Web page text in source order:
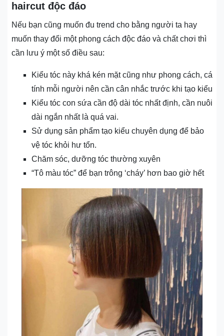
haircut độc đáo
Nếu bạn cũng muốn đu trend cho bằng người ta hay
muốn thay đổi một phong cách độc đáo và chất chơi thì
cần lưu ý một số điều sau:
Kiểu tóc này khá kén mặt cũng như phong cách, cá
tính mỗi người nên cần cân nhắc trước khi tạo kiểu
Kiểu tóc con sứa cần độ dài tóc nhất định, cần nuôi
dài ngắn nhất là quá vai.
Sử dụng sản phẩm tạo kiểu chuyên dụng để bảo
vệ tóc khỏi hư tổn.
Chăm sóc, dưỡng tóc thường xuyên
“Tô màu tóc” để bạn trông ‘cháy’ hơn bao giờ hết